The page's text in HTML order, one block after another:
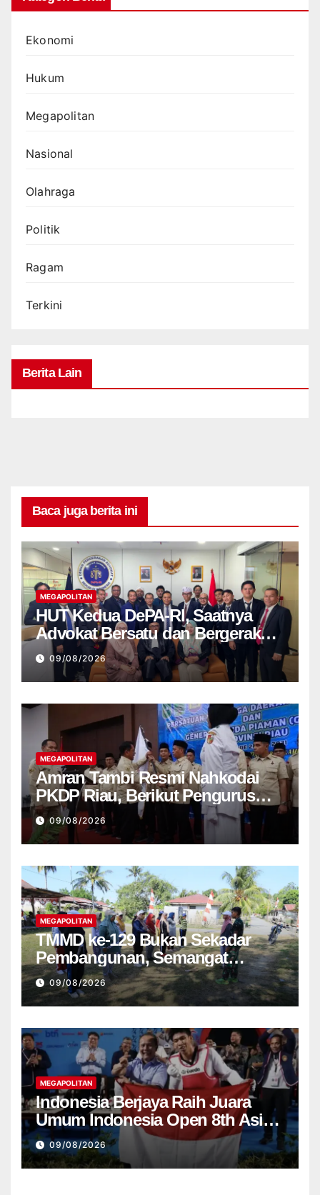
Ekonomi
Hukum
Megapolitan
Nasional
Olahraga
Politik
Ragam
Terkini
Berita Lain
Baca juga berita ini
MEGAPOLITAN
HUT Kedua DePA-RI, Saatnya
Advokat Bersatu dan Bergerak
Untuk Keadilan
09/08/2026
MEGAPOLITAN
Amran Tambi Resmi Nahkodai
PKDP Riau, Berikut Pengurus
Lengkap 2026-2031
09/08/2026
MEGAPOLITAN
TMMD ke-129 Bukan Sekadar
Pembangunan, Semangat
Nasionalisme Warga Ikut
Dibangun
09/08/2026
MEGAPOLITAN
Indonesia Berjaya Raih Juara
Umum Indonesia Open 8th Asian
Taekwondo Indonesia Open
Championships 2026
09/08/2026